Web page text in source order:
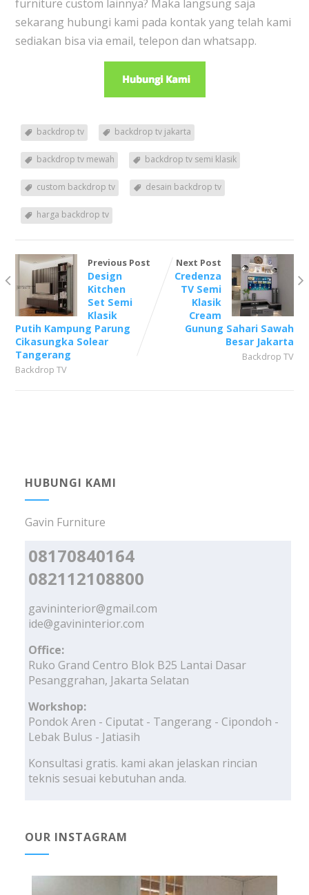
furniture custom lainnya? Maka langsung saja
sekarang hubungi kami pada kontak yang telah kami
sediakan bisa via email, telepon dan whatsapp.
backdrop tv backdrop tv jakarta
backdrop tv mewah backdrop tv semi klasik
custom backdrop tv desain backdrop tv
harga backdrop tv
Previous Post
Design
Kitchen
Set Semi
Klasik
Putih Kampung Parung
Cikasungka Solear
Tangerang
Backdrop TV
Next Post
Credenza
TV Semi
Klasik
Cream
Gunung Sahari Sawah
Besar Jakarta
Backdrop TV
HUBUNGI KAMI
Gavin Furniture
08170840164
082112108800
gavininterior@gmail.com
ide@gavininterior.com
Office:
Ruko Grand Centro Blok B25 Lantai Dasar
Pesanggrahan, Jakarta Selatan
Workshop:
Pondok Aren - Ciputat - Tangerang - Cipondoh -
Lebak Bulus - Jatiasih
Konsultasi gratis. kami akan jelaskan rincian
teknis sesuai kebutuhan anda.
OUR INSTAGRAM